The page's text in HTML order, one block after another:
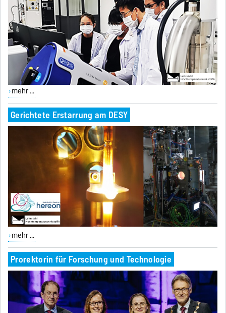
mehr ...
Gerichtete Erstarrung am DESY
mehr ...
Prorektorin für Forschung und Technologie